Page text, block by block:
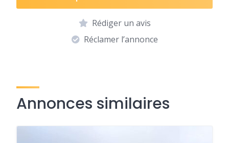
Rédiger un avis
Réclamer l’annonce
Annonces similaires